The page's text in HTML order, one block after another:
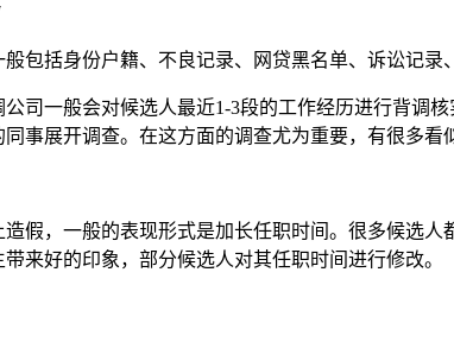
包括身份户籍、不良记录、网贷黑名单、诉讼记
司一般会对候选人最近1-3段的工作经历进行背调
事展开调查。在这方面的调查尤为重要，有很多
假，一般的表现形式是加长任职时间。很多候选
来好的印象，部分候选人对其任职时间进行修改。